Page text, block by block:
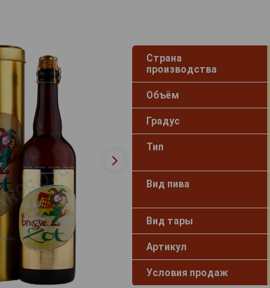
Страна
производства
Объём
Градус
Тип
Вид пива
Вид тары
Артикул
Условия продаж